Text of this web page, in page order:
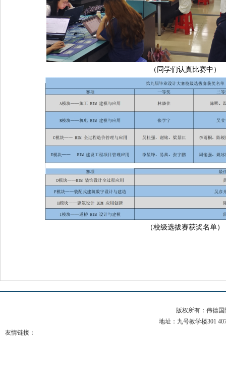
（同学们认真比赛中）
（校级选拔赛获奖名单）
版权所有：伟德国
地址：九号教学楼301
友情链接：